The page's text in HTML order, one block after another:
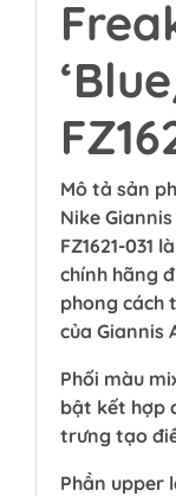
Mô tả sản
Nike Giannis
FZ1621-031
chính hãng
phong cách
của Giannis
Phối màu
bật kết hợp
trưng tạo
Phần upper